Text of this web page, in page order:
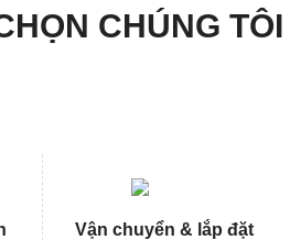
CHÚNG TÔI
Vận chuyển & lắp đặt